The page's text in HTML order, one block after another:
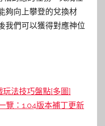
夠向上攀登的兌換材
我們可以獲得對應神位
法技巧盤點[多圖]
覽：1.04版本補丁更新